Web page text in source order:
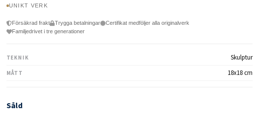
UNIKT VERK
Försäkrad frakt Trygga betalningar
Certifikat medföljer alla originalverk
Familjedrivet i tre generationer
TEKNIK Skulptur
MÅTT 18x18 cm
Såld